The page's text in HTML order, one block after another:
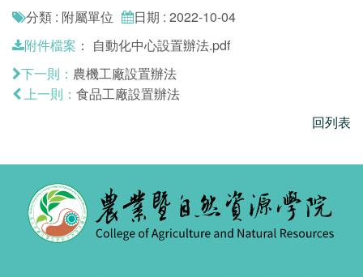
分類 : 附屬單位 日期 : 2022-10-04
附件檔案 ： 自動化中心設置辦法.pdf
下一則： 農機工廠設置辦法
上一則： 食品工廠設置辦法
回列表